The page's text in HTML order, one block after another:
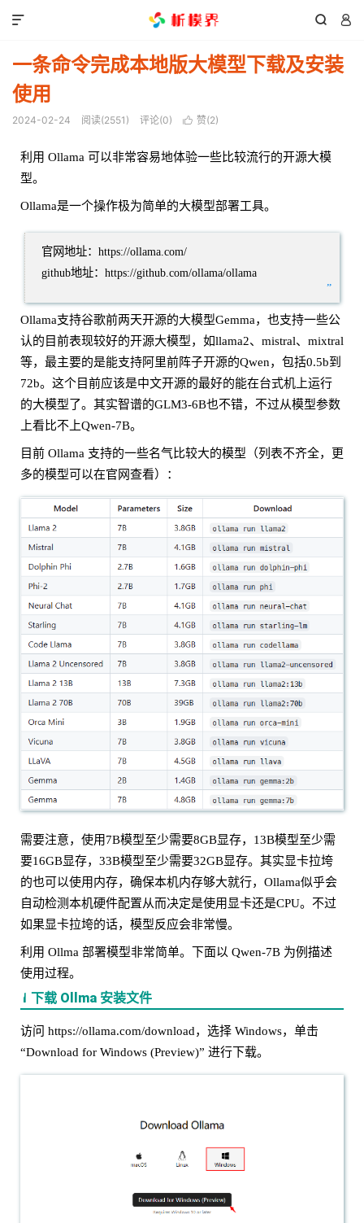
 

一条命令完成本地版大模型下载及安装
使用
2024-02-24 阅读(2551 ) 评论(0)  赞(2)
利用 Ollama 可以非常容易地体验一些比较流行的开源大模
型。
Ollama是一个操作极为简单的大模型部署工具。
官网地址：https://ollama.com/
github地址：https://github.com/ollama/ollama
”
Ollama支持谷歌前两天开源的大模型Gemma，也支持一些公
认的目前表现较好的开源大模型，如llama2、mistral、mixtral
等，最主要的是能支持阿里前阵子开源的Qwen，包括0.5b到
72b。这个目前应该是中文开源的最好的能在台式机上运行
的大模型了。其实智谱的GLM3-6B也不错，不过从模型参数
上看比不上Qwen-7B。
目前 Ollama 支持的一些名气比较大的模型（列表不齐全，更
多的模型可以在官网查看）：
需要注意，使用7B模型至少需要8GB显存，13B模型至少需
要16GB显存，33B模型至少需要32GB显存。其实显卡拉垮
的也可以使用内存，确保本机内存够大就行，Ollama似乎会
自动检测本机硬件配置从而决定是使用显卡还是CPU。不过
如果显卡拉垮的话，模型反应会非常慢。
利用 Ollma 部署模型非常简单。下面以 Qwen-7B 为例描述
使用过程。
1 下载 Ollma 安装文件
访问 https://ollama.com/download，选择 Windows，单击
“Download for Windows (Preview)” 进行下载。